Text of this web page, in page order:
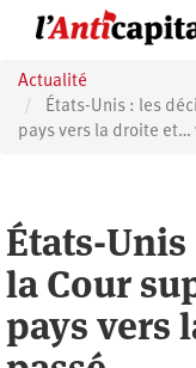
principal
Actualité
États-Unis : les
pays vers la droite et…
États-
la Cour
pays vers